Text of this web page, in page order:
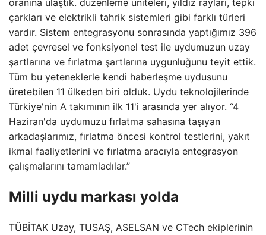
oranına ulaştık. düzenleme üniteleri, yıldız rayları, tepki
çarkları ve elektrikli tahrik sistemleri gibi farklı türleri
vardır. Sistem entegrasyonu sonrasında yaptığımız 396
adet çevresel ve fonksiyonel test ile uydumuzun uzay
şartlarına ve fırlatma şartlarına uygunluğunu teyit ettik.
Tüm bu yeteneklerle kendi haberleşme uydusunu
üretebilen 11 ülkeden biri olduk. Uydu teknolojilerinde
Türkiye'nin A takımının ilk 11'i arasında yer alıyor. “4
Haziran'da uydumuzu fırlatma sahasına taşıyan
arkadaşlarımız, fırlatma öncesi kontrol testlerini, yakıt
ikmal faaliyetlerini ve fırlatma aracıyla entegrasyon
çalışmalarını tamamladılar.”
Milli uydu markası yolda
TÜBİTAK Uzay, TUSAŞ, ASELSAN ve CTech ekiplerinin